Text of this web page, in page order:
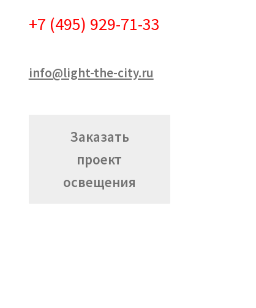
+7 (495) 929-71-33
info@light-the-city.ru
Заказать
проект
освещения